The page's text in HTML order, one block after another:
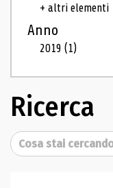
+ altri elementi
Anno
2019(1)
Ricerca
Cerca